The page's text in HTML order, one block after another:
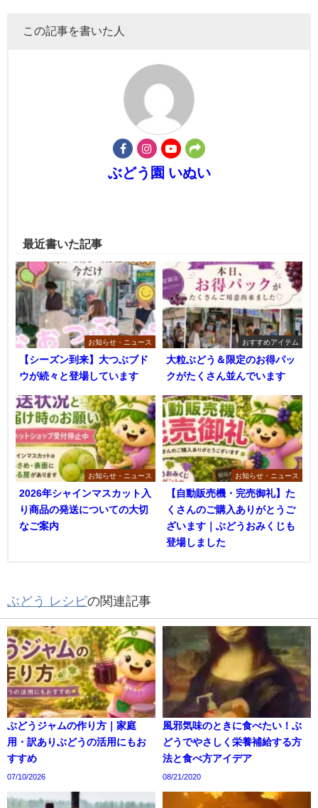
この記事を書いた人
ぶどう園 いぬい
最近書いた記事
お知らせ・ニュース
【シーズン到来】大つぶブド
ウが続々と登場しています
おすすめアイテム
大粒ぶどう＆限定のお得パッ
クがたくさん並んでいます
お知らせ・ニュース
2026年シャインマスカット入
り商品の発送についての大切
なご案内
お知らせ・ニュース
【自動販売機・完売御礼】た
くさんのご購入ありがとうご
ざいます｜ぶどうおみくじも
登場しました
ぶどう レシピの関連記事
ぶどうジャムの作り方｜家庭
用・訳ありぶどうの活用にもお
すすめ
07/10/2026
風邪気味のときに食べたい！ぶ
どうでやさしく栄養補給する方
法と食べ方アイデア
08/21/2020